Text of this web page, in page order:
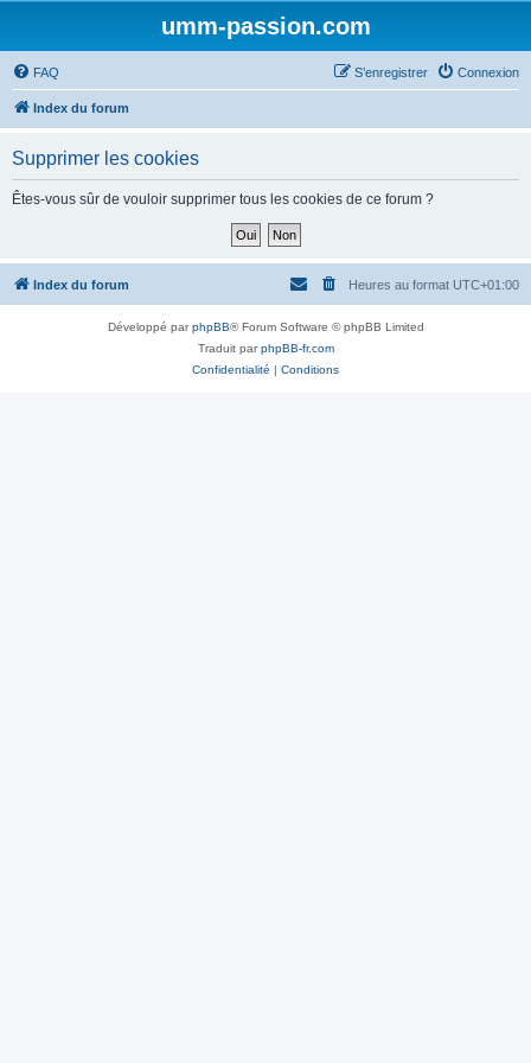
umm-passion.com
FAQ Connexion
S’enregistrer
Index du forum
Supprimer les cookies
Êtes-vous sûr de vouloir supprimer tous les cookies de ce forum ?
Index du forum Heures au format UTC+01:00
Développé parphpBB® Forum Software © phpBB Limited
Traduit parphpBB-fr.com
Confidentialité | Conditions